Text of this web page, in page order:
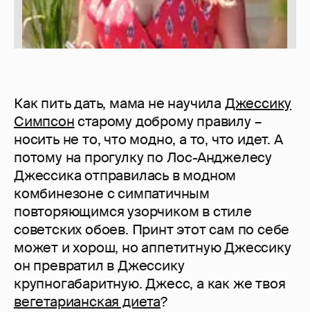
Как пить дать, мама не научила Джессику
Симпсонстарому доброму правилу –
носить не то, что модно, а то, что идет. А
потому на прогулку по Лос-Анджелесу
Джессика отправилась в модном
комбинезоне с симпатичным
повторяющимся узорчиком в стиле
советских обоев. Принт этот сам по себе
может и хорош, но аппетитную Джессику
он превратил в Джессику
крупногабаритную. Джесс, а как же твоя
вегетарианская диета?